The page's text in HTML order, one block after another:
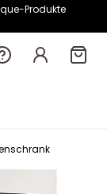
Produkte